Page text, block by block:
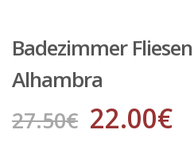
Badezimmer
Alhambra
27.50€ 22.00€